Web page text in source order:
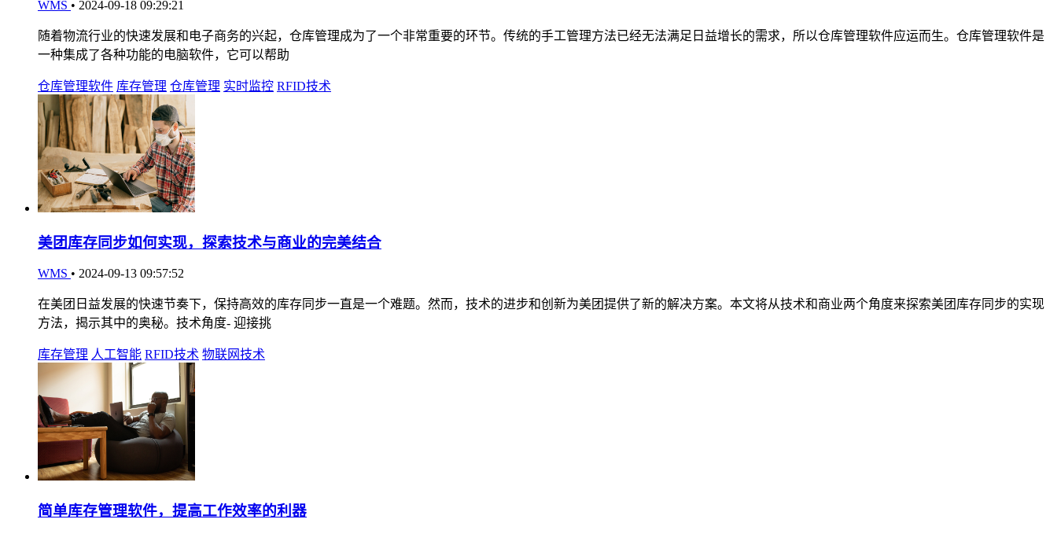
WMS • 2024-09-18 09:29:21
随着物流行业的快速发展和电子商务的兴起，仓库管理成为了一个非常重要的环节。传统的手工管理方法已经无法满足日益增长的需求，所以仓库管理软件应运而生。仓库管理软件是
一种集成了各种功能的电脑软件，它可以帮助
仓库管理软件 库存管理 仓库管理 实时监控 RFID技术
美团库存同步如何实现，探索技术与商业的完美结合
WMS • 2024-09-13 09:57:52
在美团日益发展的快速节奏下，保持高效的库存同步一直是一个难题。然而，技术的进步和创新为美团提供了新的解决方案。本文将从技术和商业两个角度来探索美团库存同步的实现
方法，揭示其中的奥秘。技术角度- 迎接挑
库存管理 人工智能 RFID技术 物联网技术
简单库存管理软件，提高工作效率的利器